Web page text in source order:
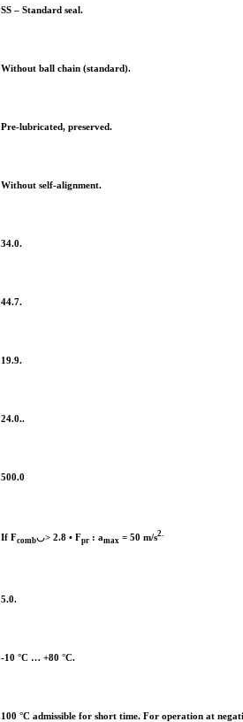
SS – Standard seal.
Without ball chain (standard).
Pre-lubricated, preserved.
Without self-alignment.
34.0.
44.7.
19.9.
24.0..
500.0
If Fcomb◡> 2.8 • Fpr : amax = 50 m/s2.
5.0.
-10 °C … +80 °C.
100 °C admissible for short time. For operation at